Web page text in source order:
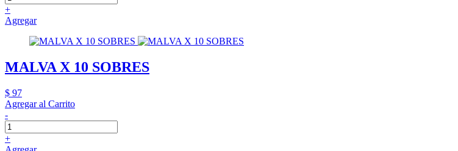
+
Agregar
MALVA X 10 SOBRES
$ 97
Agregar al Carrito
-
+